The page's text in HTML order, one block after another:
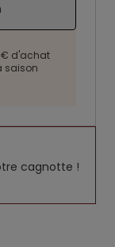
d'achat
saison
cagnotte !